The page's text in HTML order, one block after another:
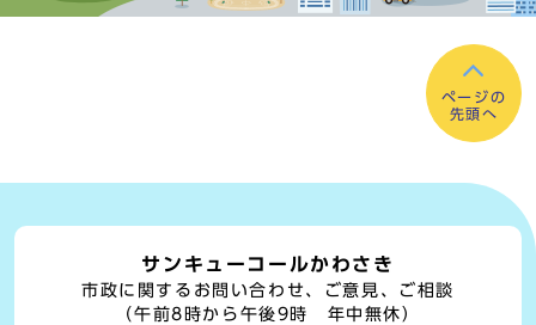
ページの
先頭へ
サンキューコールかわさき
市政に関するお問い合わせ、ご意見、ご相談
（午前8時から午後9時 年中無休）